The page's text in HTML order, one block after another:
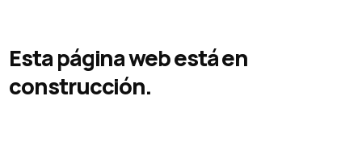
Esta página web está en
construcción.